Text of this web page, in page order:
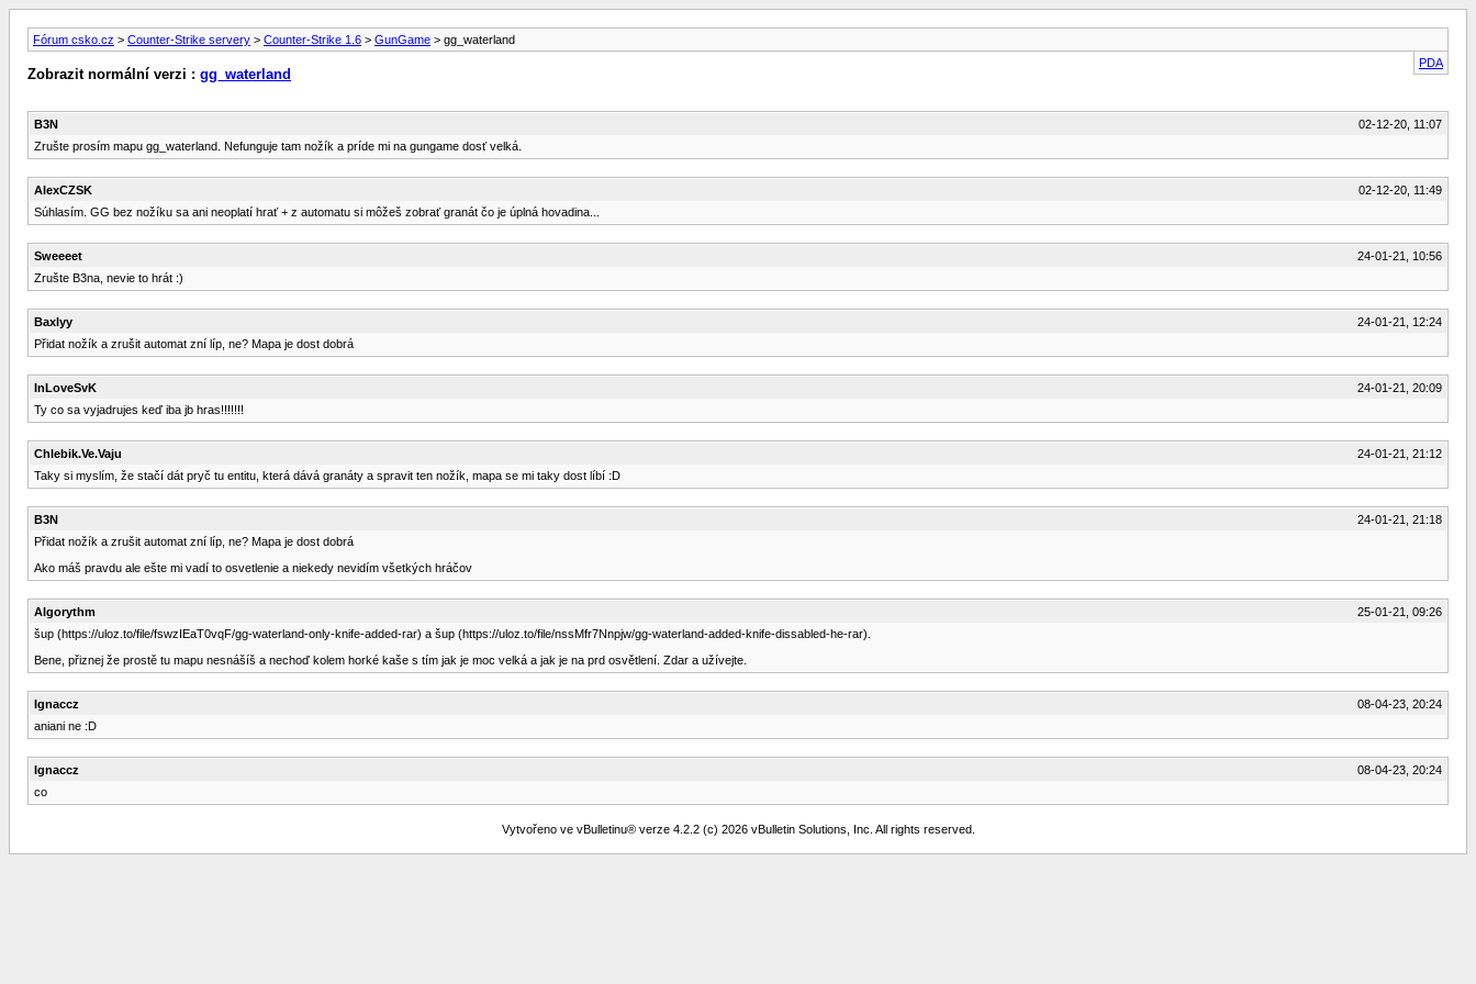
Fórum csko.cz > Counter-Strike servery > Counter-Strike 1.6 > GunGame > gg_waterland
PDA
Zobrazit normální verzi : gg_waterland
B3N
02-12-20, 11:07
Zrušte prosím mapu gg_waterland. Nefunguje tam nožík a príde mi na gungame dosť velká.
AlexCZSK
02-12-20, 11:49
Súhlasím. GG bez nožíku sa ani neoplatí hrať + z automatu si môžeš zobrať granát čo je úplná hovadina...
Sweeeet
24-01-21, 10:56
Zrušte B3na, nevie to hrát :)
Baxlyy
24-01-21, 12:24
Přidat nožík a zrušit automat zní líp, ne? Mapa je dost dobrá
InLoveSvK
24-01-21, 20:09
Ty co sa vyjadrujes keď iba jb hras!!!!!!!
Chlebik.Ve.Vaju
24-01-21, 21:12
Taky si myslím, že stačí dát pryč tu entitu, která dává granáty a spravit ten nožík, mapa se mi taky dost líbí :D
B3N
24-01-21, 21:18
Přidat nožík a zrušit automat zní líp, ne? Mapa je dost dobrá
Ako máš pravdu ale ešte mi vadí to osvetlenie a niekedy nevidím všetkých hráčov
Algorythm
25-01-21, 09:26
šup (https://uloz.to/file/fswzIEaT0vqF/gg-waterland-only-knife-added-rar) a šup (https://uloz.to/file/nssMfr7Nnpjw/gg-waterland-added-knife-dissabled-he-rar).
Bene, přiznej že prostě tu mapu nesnášíš a nechoď kolem horké kaše s tím jak je moc velká a jak je na prd osvětlení. Zdar a užívejte.
Ignaccz
08-04-23, 20:24
aniani ne :D
Ignaccz
08-04-23, 20:24
co
Vytvořeno ve vBulletinu® verze 4.2.2 (c) 2026 vBulletin Solutions, Inc. All rights reserved.